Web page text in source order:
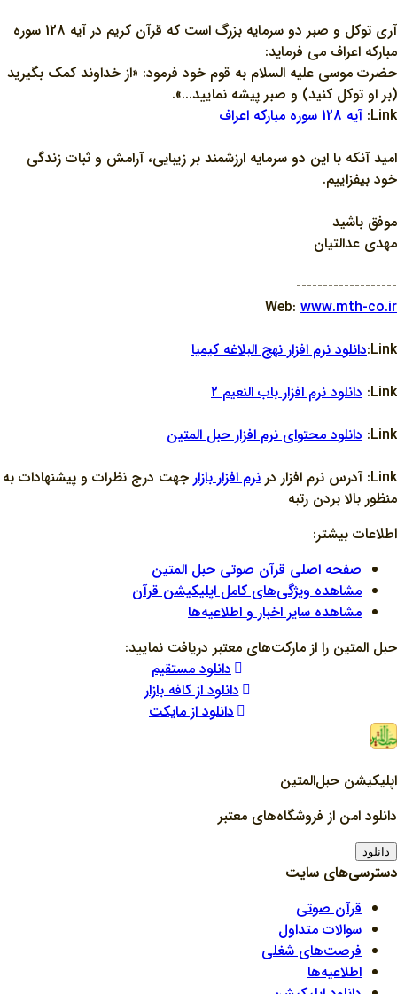
آري توکل و صبر دو سرمايه بزرگ است که قرآن کريم در آيه 128 سوره
مبارکه اعراف مي فرمايد:
حضرت موسي عليه السلام به قوم خود فرمود: «از خداوند کمک بگيريد
(بر او توکل کنيد) و صبر پيشه نماييد...».
Link: آيه 128 سوره مبارکه اعراف
اميد آنکه با اين دو سرمايه ارزشمند بر زيبايي، آرامش و ثبات زندگي
خود بيفزاييم.
موفق باشيد
مهدي عدالتيان
-------------------
Web: www.mth-co.ir
Link: دانلود نرم افزار نهج البلاغه کيميا
Link: دانلود نرم افزار باب النعيم 2
Link: دانلود محتواي نرم افزار حبل المتين
Link: آدرس نرم افزار در
نرم افزار بازار جهت درج نظرات و پيشنهادات به
منظور بالا بردن رتبه
اطلاعات بیشتر:
صفحه اصلی قرآن صوتی حبل المتین
مشاهده ویژگی‌های کامل اپلیکیشن قرآن
مشاهده سایر اخبار و اطلاعیه‌ها
حبل المتین را از مارکت‌های معتبر دریافت نمایید:
دانلود مستقیم
دانلود از کافه بازار
دانلود از مایکت
اپلیکیشن حبل‌المتین
دانلود امن از فروشگاه‌های معتبر
دانلود
دسترسی‌های سایت
قرآن صوتی
سوالات متداول
فرصت‌های شغلی
اطلاعیه‌ها